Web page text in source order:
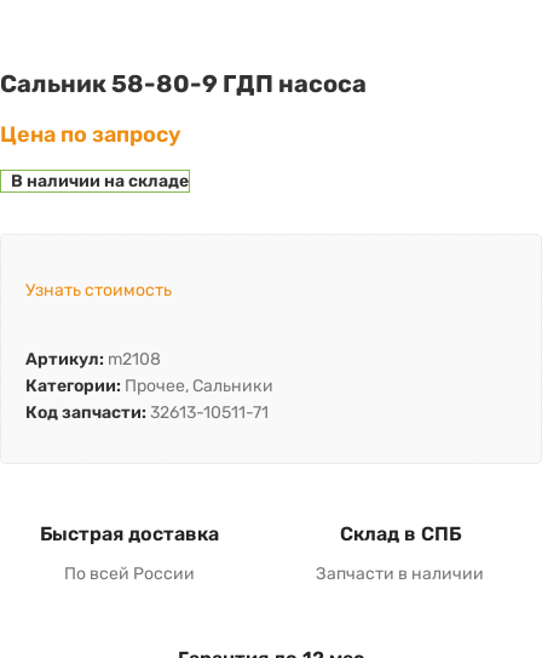
Сальник 58-80-9 ГДП насоса
Цена по запросу
В наличии на складе
Узнать стоимость
Артикул: m2108
Категории: Прочее, Сальники
Код запчасти: 32613-10511-71
Быстрая доставка
По всей России
Склад в СПБ
Запчасти в наличии